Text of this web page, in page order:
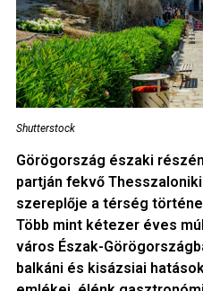
Shutterstock
Görögország északi
partján fekvő
szereplője a térség
Több mint kétezer éves
város Észak-
balkáni és kisázsiai